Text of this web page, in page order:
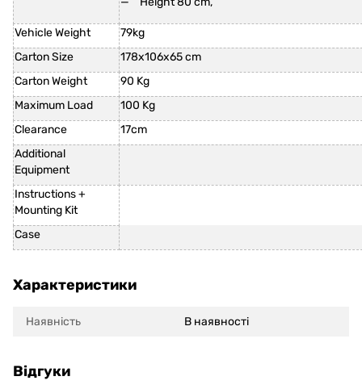
Vehicle Weight
79kg
Carton Size
178x106x65 cm
Carton Weight
90 Kg
Maximum Load
100 Kg
Clearance
17cm
Additional
Equipment
Instructions +
Mounting Kit
Case
Характеристики
Наявність В наявності
Відгуки